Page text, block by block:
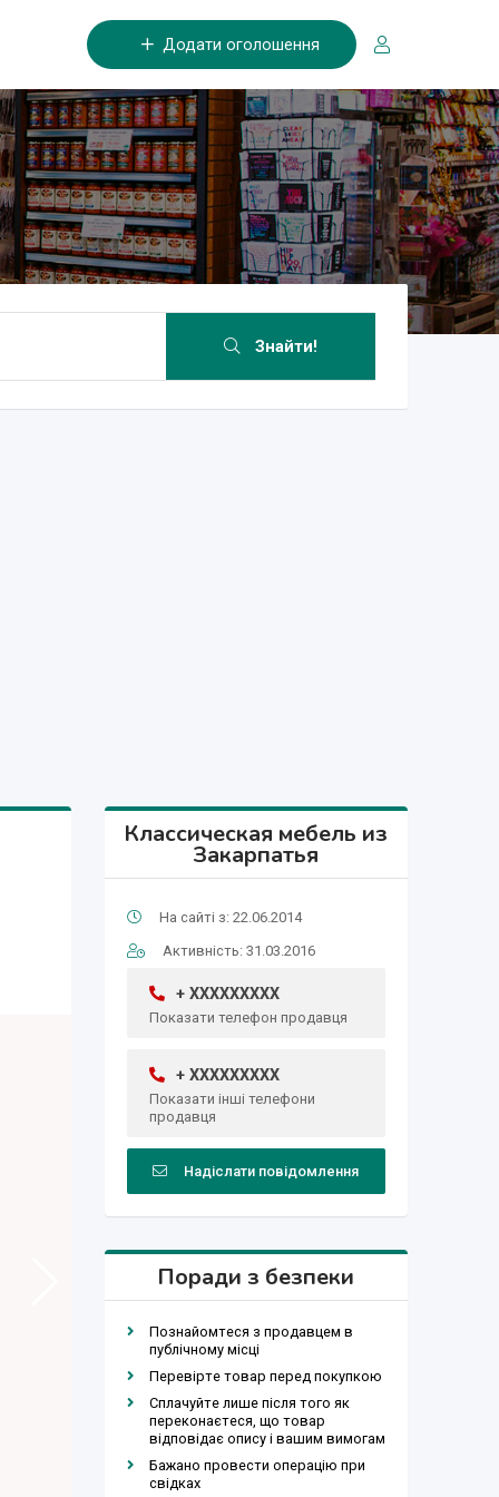
Додати оголошення
Знайти!
Классическая мебель из
Закарпатья
На сайті з: 22.06.2014
Активність: 31.03.2016
+ XXXXXXXXX
Показати телефон продавця
+ XXXXXXXXX
Показати інші телефони
продавця
Надіслати повідомлення
Поради з безпеки
Познайомтеся з продавцем в
публічному місці
Перевірте товар перед покупкою
Сплачуйте лише після того як
переконаєтеся, що товар
відповідає опису і вашим вимогам
Бажано провести операцію при
свідках